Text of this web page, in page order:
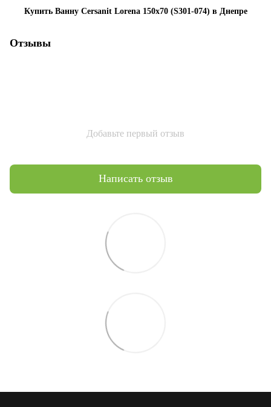
Купить Ванну Cersanit Lorena 150x70 (S301-074) в Днепре
Отзывы
Добавьте первый отзыв
Написать отзыв